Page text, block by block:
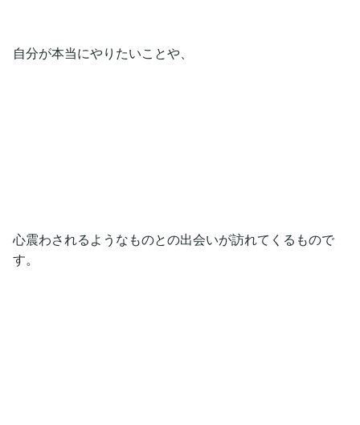
自分が本当にやりたいことや、
心震わされるようなものとの出会いが訪れてくるもので
す。